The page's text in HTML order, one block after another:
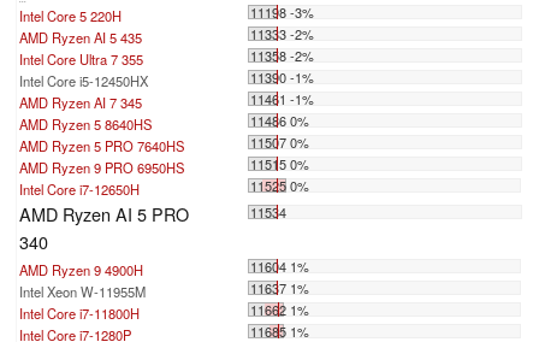
Intel Core 5 220H
11198 -3%
AMD Ryzen AI 5 435
11333 -2%
Intel Core Ultra 7 355
11358 -2%
Intel Core i5-12450HX
11390 -1%
AMD Ryzen AI 7 345
11461 -1%
AMD Ryzen 5 8640HS
11486 0%
AMD Ryzen 5 PRO 7640HS
11507 0%
AMD Ryzen 9 PRO 6950HS
11515 0%
Intel Core i7-12650H
11525 0%
AMD Ryzen AI 5 PRO
340
11534
AMD Ryzen 9 4900H
11604 1%
Intel Xeon W-11955M
11637 1%
Intel Core i7-11800H
11662 1%
Intel Core i7-1280P
11685 1%